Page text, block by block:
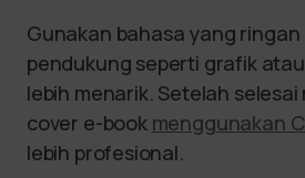
Gunakan bahasa yang ringan
pendukung seperti grafik
lebih menarik. Setelah selesai
cover e-book menggunakan
lebih profesional.